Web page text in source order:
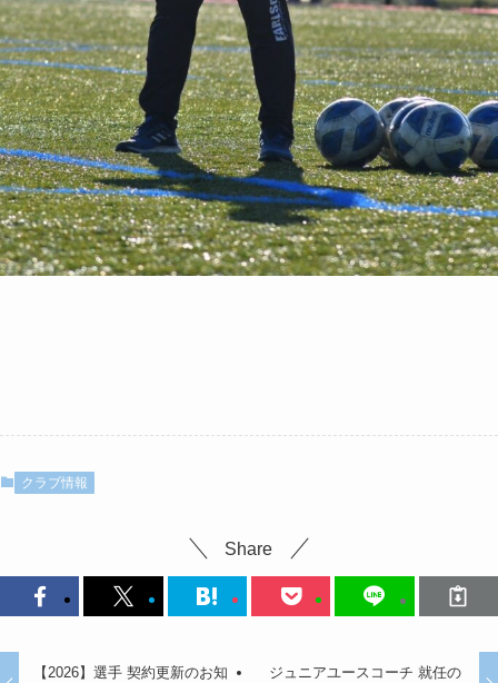
クラブ情報
Share
【2026】選手 契約更新のお知
ジュニアユースコーチ 就任の